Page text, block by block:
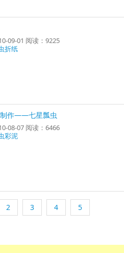
09-01 阅读：9225
折纸
制作——七星瓢虫
08-07 阅读：6466
彩泥
2 3 4
5